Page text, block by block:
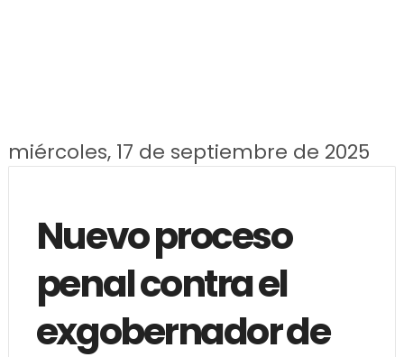
miércoles, 17 de septiembre de 2025
Nuevo proceso
penal contra el
exgobernador de